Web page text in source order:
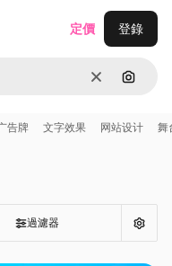
清除 通過圖
定價 登錄
告牌 文字效果 网站设计 舞
過濾器